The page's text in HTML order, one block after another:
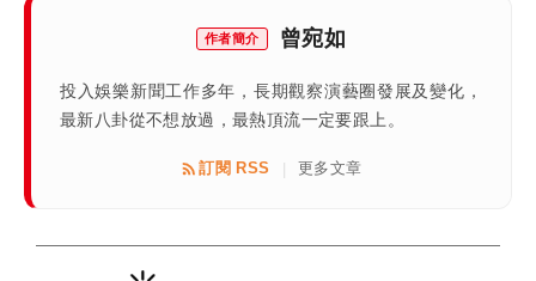
作者簡介 曾宛如
投入娛樂新聞工作多年，長期觀察演藝圈發展及變化，
最新八卦從不想放過，最熱頂流一定要跟上。
訂閱 RSS | 更多文章